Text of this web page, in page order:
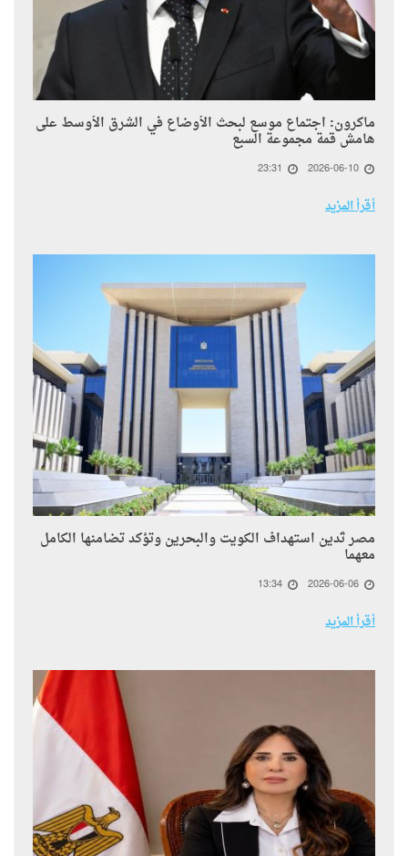
ماكرون: اجتماع موسع لبحث الأوضاع في الشرق الأوسط على
هامش قمة مجموعة السبع
2026-06-10
23:31
أقرأ المزيد
مصر تُدين استهداف الكويت والبحرين وتؤكد تضامنها الكامل
معهما
2026-06-06
13:34
أقرأ المزيد